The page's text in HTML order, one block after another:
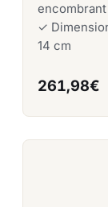
encombrant
✓
14 cm
261,98€